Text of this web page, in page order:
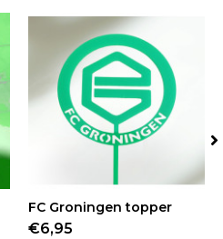
BESTELLEN
FC Groningen topper
€6,95